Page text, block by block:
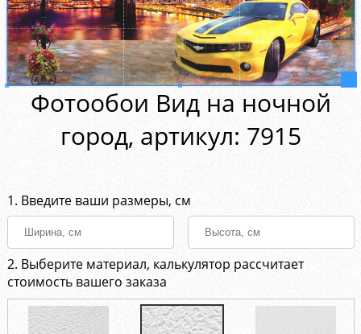
Фотообои Вид на ночной
город, aртикул: 7915
1. Введите ваши размеры, см
2. Выберите материал, калькулятор рассчитает
стоимость вашего заказа